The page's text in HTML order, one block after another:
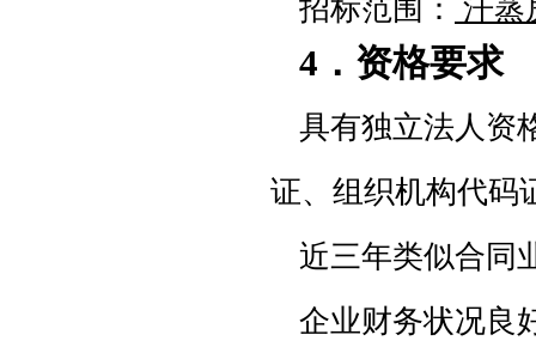
招标范围：
汗蒸
4．资格要求
具有独立法人资
证、组织机构代码
近三年类似合同
企业财务状况良